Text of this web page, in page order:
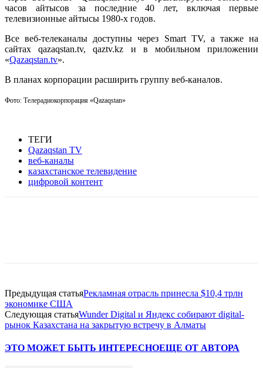
часов айтысов за последние 40 лет, включая первые
телевизионные айтысы 1980-х годов.
Все веб-телеканалы доступны через Smart TV, а также на
сайтах qazaqstan.tv, qaztv.kz и в мобильном приложении
«Qazaqstan.tv».
В планах корпорации расширить группу веб-каналов.
Фото: Телерадиокорпорация «Qazaqstan»
ТЕГИ
Qazaqstan TV
веб-каналы
казахстанское телевидение
цифровой контент
Предыдущая статьяРекламная отрасль принесла $10,4 трлн
экономике США
Следующая статьяWunder Digital и Яндекс собирают digital-
рынок Казахстана на закрытую встречу в Алматы
ЭТО МОЖЕТ БЫТЬ ИНТЕРЕСНОЕЩЕ ОТ АВТОРА